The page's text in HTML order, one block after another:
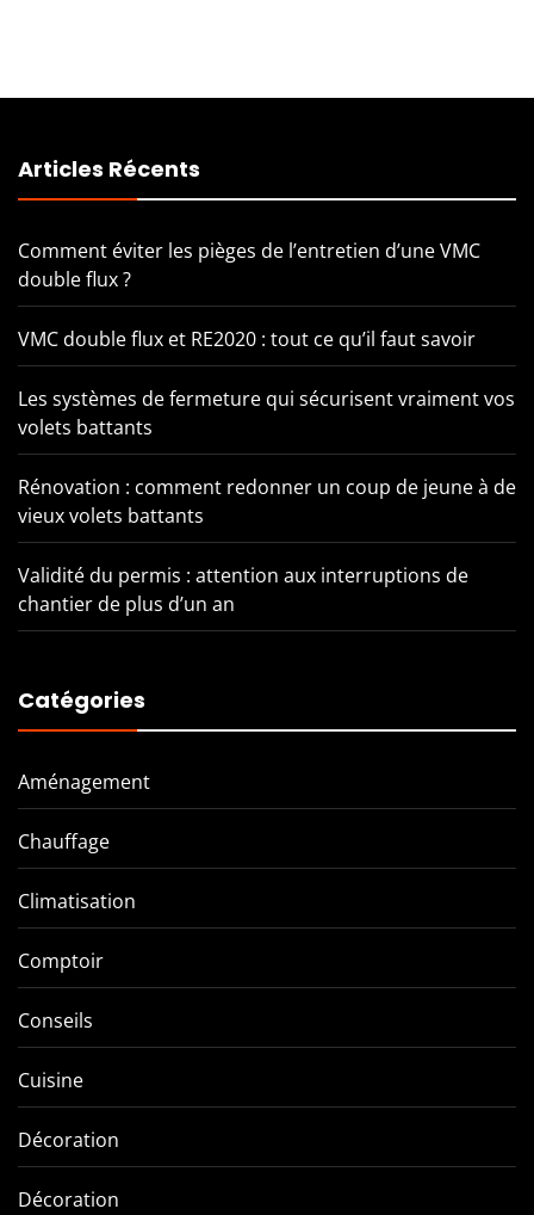
Articles Récents
Comment éviter les pièges de l’entretien d’une VMC
double flux ?
VMC double flux et RE2020 : tout ce qu’il faut savoir
Les systèmes de fermeture qui sécurisent vraiment vos
volets battants
Rénovation : comment redonner un coup de jeune à de
vieux volets battants
Validité du permis : attention aux interruptions de
chantier de plus d’un an
Catégories
Aménagement
Chauffage
Climatisation
Comptoir
Conseils
Cuisine
Décoration
Décoration